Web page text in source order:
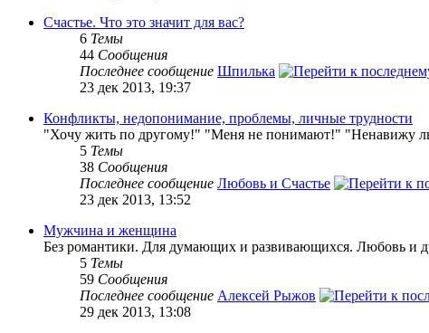
Счастье. Что это значит для вас?
6 Темы
44 Сообщения
Последнее сообщение Шпилька
23 дек 2013, 19:37
Конфликты, недопонимание, проблемы, личные трудности
"Хочу жить по другому!" "Меня не понимают!" "Ненавижу
5 Темы
38 Сообщения
Последнее сообщение Любовь и Счастье
23 дек 2013, 13:52
Мужчина и женщина
Без романтики. Для думающих и развивающихся. Любовь и
5 Темы
59 Сообщения
Последнее сообщение Алексей Рыжов
29 дек 2013, 13:08